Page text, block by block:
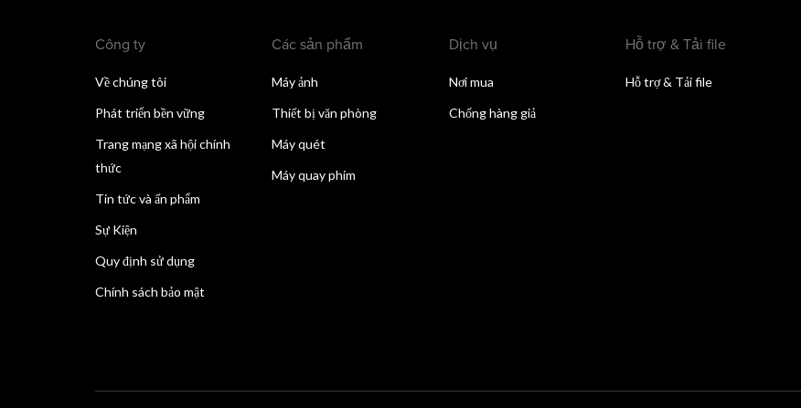
Công ty
Về chúng tôi
Phát triển bền vững
Trang mạng xã hội chính
thức
Tin tức và ấn phẩm
Sự Kiện
Quy định sử dụng
Chính sách bảo mật
Các sản phẩm
Máy ảnh
Thiết bị văn phòng
Máy quét
Máy quay phim
Dịch vụ
Nơi mua
Chống hàng giả
Hỗ trợ & Tải file
Hỗ trợ & Tải file